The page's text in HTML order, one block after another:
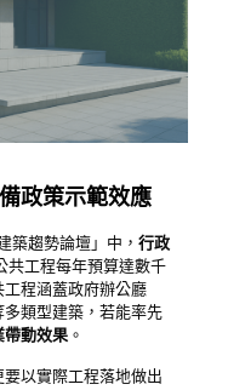
政策示範效應
築趨勢論壇」中， 行政
共工程每年預算達數千
程涵蓋政府辦公廳
類型建築，若能率先
帶動效果 。
以實際工程落地做出